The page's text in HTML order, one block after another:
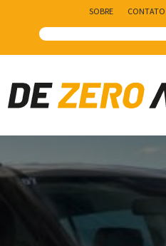
SOBRE CONTATO
Main Navigation